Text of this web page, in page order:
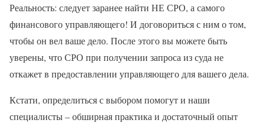
Реальность: следует заранее найти НЕ СРО, а самого
финансового управляющего! И договориться с ним о том,
чтобы он вел ваше дело. После этого вы можете быть
уверены, что СРО при получении запроса из суда не
откажет в предоставлении управляющего для вашего дела.
Кстати, определиться с выбором помогут и наши
специалисты – обширная практика и достаточный опыт